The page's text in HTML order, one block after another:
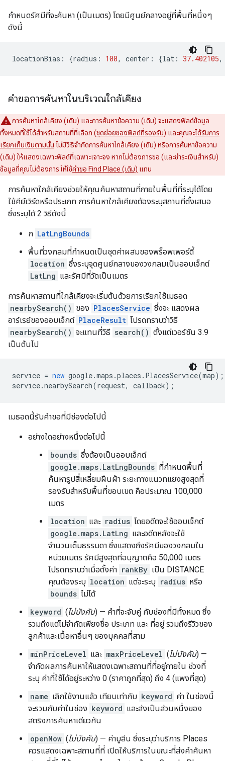
กำหนดรัศมีที่จะค้นหา (เป็นเมตร) โดยมีศูนย์กลางอยู่ที่พื้นที่หนึ่งๆ
ดังนี้
locationBias : {radius : 100, center : {lat : 37.402105,
คำขอการค้นหาในบริเวณใกล้เคียง
การค้นหาใกล้เคียง (เดิม) และการค้นหาข้อความ (เดิม) จะแสดงฟิลด์ข้อมูล
ทั้งหมดที่ใช้ได้สำหรับสถานที่ที่เลือก (ชุดย่อยของฟิลด์ที่รองรับ) และคุณจะได้รับการ
เรียกเก็บเงินตามนั้น ไม่มีวิธีจำกัดการค้นหาใกล้เคียง (เดิม) หรือการค้นหาข้อความ
(เดิม) ให้แสดงเฉพาะฟิลด์ที่เฉพาะเจาะจง หากไม่ต้องการขอ (และชำระเงินสำหรับ)
ข้อมูลที่คุณไม่ต้องการ ให้ใช้คำขอ Find Place (เดิม) แทน
การค้นหาใกล้เคียงช่วยให้คุณค้นหาสถานที่ภายในพื้นที่ที่ระบุได้โดย
ใช้คีย์เวิร์ดหรือประเภท การค้นหาใกล้เคียงต้องระบุสถานที่ตั้งเสมอ
ซึ่งระบุได้ 2 วิธีดังนี้
ก LatLngBounds
พื้นที่วงกลมที่กำหนดเป็นชุดค่าผสมของพร็อพเพอร์ตี้
location ซึ่งระบุจุดศูนย์กลางของวงกลมเป็นออบเจ็กต์
LatLng และรัศมีที่วัดเป็นเมตร
การค้นหาสถานที่ใกล้เคียงจะเริ่มต้นด้วยการเรียกใช้เมธอด
nearbySearch() ของ PlacesService ซึ่งจะ แสดงผล
อาร์เรย์ของออบเจ็กต์ PlaceResult โปรดทราบว่าวิธี
nearbySearch() จะแทนที่วิธี search() ตั้งแต่เวอร์ชัน 3.9
เป็นต้นไป
service = new google.maps .places . PlacesService(map);
service.nearbySearch(request, callback);
เมธอดนี้รับคำขอที่มีช่องต่อไปนี้
อย่างใดอย่างหนึ่งต่อไปนี้
bounds ซึ่งต้องเป็นออบเจ็กต์
google.maps.LatLngBounds ที่กำหนดพื้นที่
ค้นหารูปสี่เหลี่ยมผืนผ้า ระยะทางแนวทแยงสูงสุดที่
รองรับสำหรับพื้นที่ขอบเขต คือประมาณ 100,000
เมตร
location และ radius โดยอดีตจะใช้ออบเจ็กต์
google.maps.LatLng และอดีตหลังจะใช้
จำนวนเต็มธรรมดา ซึ่งแสดงถึงรัศมีของวงกลมใน
หน่วยเมตร รัศมีสูงสุดที่อนุญาตคือ 50,000 เมตร
โปรดทราบว่าเมื่อตั้งค่า rankBy เป็น DISTANCE
คุณต้องระบุ location แต่จะระบุ radius หรือ
bounds ไม่ได้
keyword (ไม่บังคับ) — คำที่จะจับคู่ กับช่องที่มีทั้งหมด ซึ่ง
รวมถึงแต่ไม่จำกัดเพียงชื่อ ประเภท และ ที่อยู่ รวมถึงรีวิวของ
ลูกค้าและเนื้อหาอื่นๆ ของบุคคลที่สาม
minPriceLevel และ maxPriceLevel (ไม่บังคับ) —
จำกัดผลการค้นหาให้แสดงเฉพาะสถานที่ที่อยู่ภายใน ช่วงที่
ระบุ ค่าที่ใช้ได้อยู่ระหว่าง 0 (ราคาถูกที่สุด) ถึง 4 (แพงที่สุด)
name เลิกใช้งานแล้ว เทียบเท่ากับ keyword ค่า ในช่องนี้
จะรวมกับค่าในช่อง keyword และส่งเป็นส่วนหนึ่งของ
สตริงการค้นหาเดียวกัน
openNow (ไม่บังคับ) — ค่าบูลีน ซึ่งระบุว่าบริการ Places
ควรแสดงเฉพาะสถานที่ที่ เปิดให้บริการในขณะที่ส่งคำค้นหา